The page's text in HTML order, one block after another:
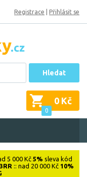
Registrace Přihlásit se
Hledat
0
0 Kč
5 000 Kč 5% sleva kód
:: nad 20 000 Kč 10%